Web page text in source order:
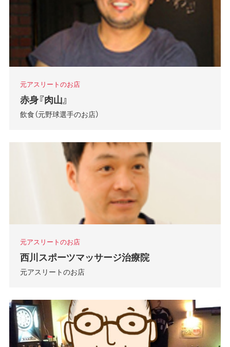
元アスリートのお店
赤身『肉山』
飲食（元野球選手のお店）
元アスリートのお店
西川スポーツマッサージ治療院
元アスリートのお店